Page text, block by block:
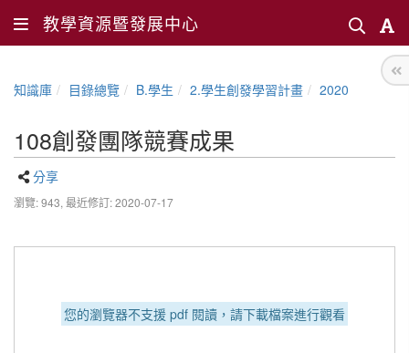
教學資源暨發展中心
知識庫 目錄總覽 B.學生 2.學生創發學習計畫 2020
108創發團隊競賽成果
分享
瀏覽: 943, 最近修訂: 2020-07-17
您的瀏覽器不支援 pdf 閱讀，請下載檔案進行觀看